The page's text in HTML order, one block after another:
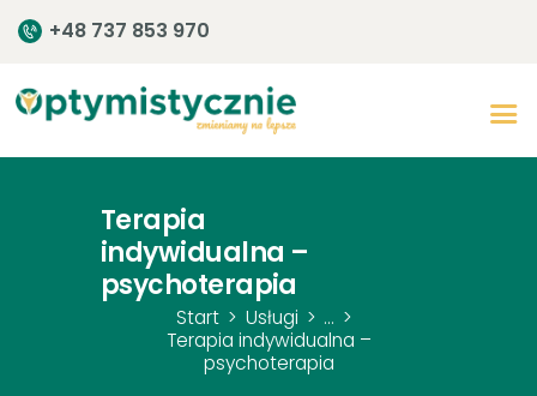
+48 737 853 970
Terapia
indywidualna –
psychoterapia
Start Usługi
...
Terapia indywidualna –
psychoterapia
Start
O centrum
Zespół
Terapia
Rozwój
Szkolenia